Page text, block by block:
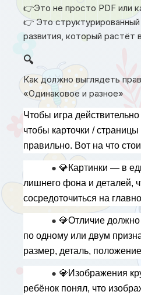
👉Это не просто PDF или
👉 Это
развития, который растёт
🔍
Как должно выглядеть
«Одинаковое и разное»
Чтобы игра
чтобы карточки /
правильно. Вот на что
● 💎Картинки — в
лишнего фона и деталей,
сосредоточиться на
● 💎Отличие
по одному или двум
размер, деталь,
● 💎Изображения
ребёнок понял, что